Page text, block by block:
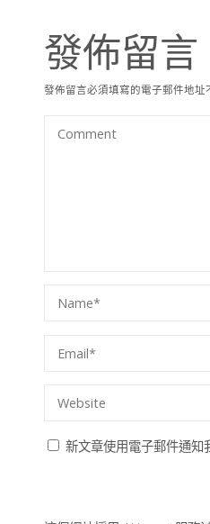
發佈留言
發佈留言必須填寫的電子郵件地址
新文章使用電子郵件通知